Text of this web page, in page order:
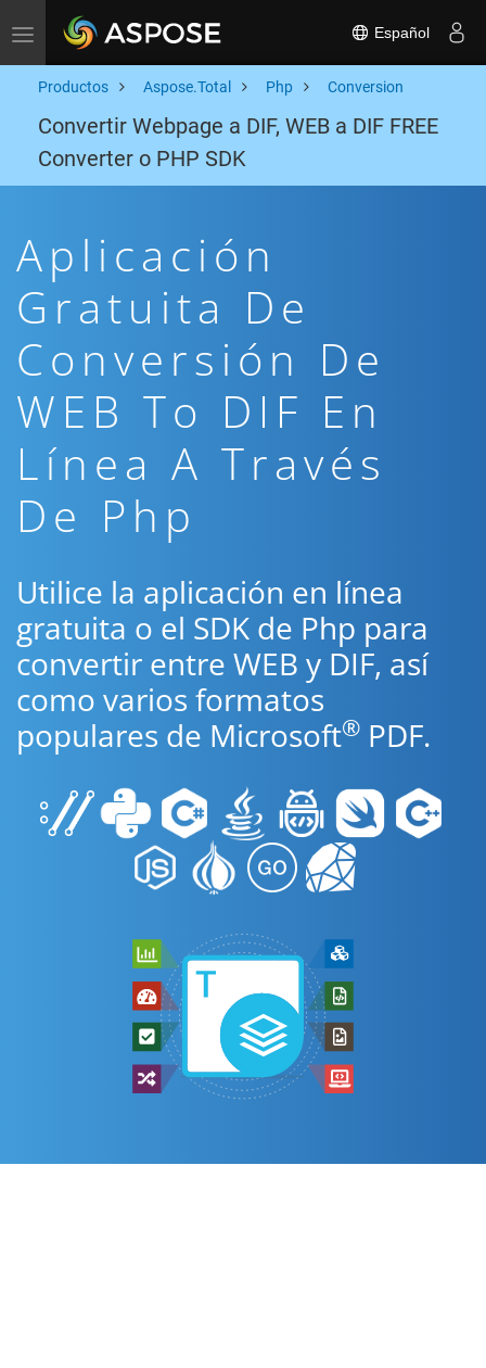
Toggle navigation Español
Productos Aspose.Total Php Conversion
Convertir Webpage a DIF, WEB a DIF FREE
Converter o PHP SDK
Aplicación
Gratuita De
Conversión De
WEB To DIF En
Línea A Través
De Php
Utilice la aplicación en línea
gratuita o el SDK de Php para
convertir entre WEB y DIF, así
como varios formatos
populares de Microsoft® PDF.